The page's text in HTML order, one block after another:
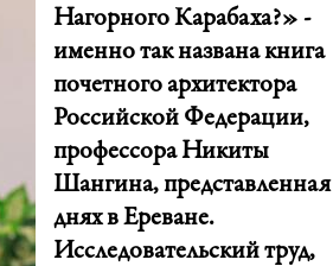
Нагорного Карабаха?» -
именно так названа книга
почетного архитектора
Российской Федерации,
профессора Никиты
Шангина,
днях в Ереване.
Исследовательский труд,